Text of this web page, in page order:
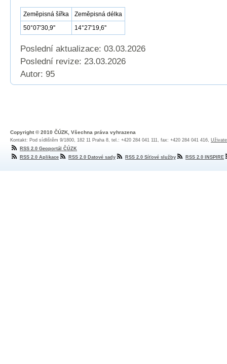
Zeměpisná šířka
Zeměpisná délka
50°07'30,9''
14°27'19,6''
Poslední aktualizace: 03.03.2026
Poslední revize: 23.03.2026
Autor: 95
Copyright © 2010 ČÚZK, Všechna práva vyhrazena
Kontakt: Pod sídlištěm 9/1800, 182 11 Praha 8, tel.: +420 284 041 111, fax: +420 284 041 416,
RSS 2.0 Geoportál ČÚZK
RSS 2.0 Aplikace
RSS 2.0 Datové sady RSS 2.0 Síťové služby RSS 2.0 INSPIRE